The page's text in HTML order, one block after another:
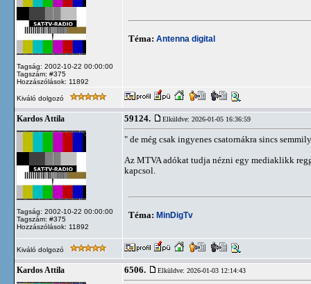
Tagság: 2002-10-22 00:00:00
Tagszám: #375
Hozzászólások: 11892
Téma: Antenna digital
Kiváló dolgozó
Kardos Attila
Tagság: 2002-10-22 00:00:00
Tagszám: #375
Hozzászólások: 11892
59124. Elküldve: 2026-01-05 16:36:59
" de még csak ingyenes csatornákra sincs
Az MTVA adókat tudja nézni egy mediaklikk
kapcsol.
Téma: MinDigTv
Kiváló dolgozó
Kardos Attila 6506. Elküldve: 2026-01-03 12:14:43